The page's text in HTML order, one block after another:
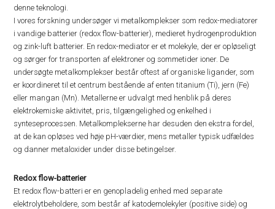
denne teknologi.
I vores forskning undersøger vi metalkomplekser som redox-mediatorer
i vandige batterier (redox flow-batterier), medieret hydrogenproduktion
og zink-luft batterier. En redox-mediator er et molekyle, der er opløseligt
og sørger for transporten af elektroner og sommetider ioner. De
undersøgte metalkomplekser består oftest af organiske ligander, som
er koordineret til et centrum bestående af enten titanium (Ti), jern (Fe)
eller mangan (Mn). Metallerne er udvalgt med henblik på deres
elektrokemiske aktivitet, pris, tilgængelighed og enkelhed i
synteseprocessen. Metalkomplekserne har desuden den ekstra fordel,
at de kan opløses ved høje pH-værdier, mens metaller typisk udfældes
og danner metaloxider under disse betingelser.
Redox flow-batterier
Et redox flow-batteri er en genopladelig enhed med separate
elektrolytbeholdere, som består af katodemolekyler (positive side) og